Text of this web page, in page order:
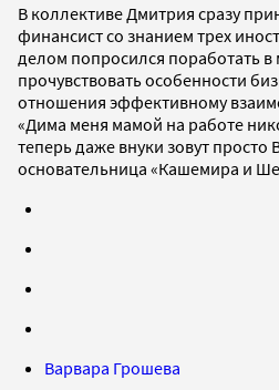
В коллективе Дмитрия сразу
финансист со знанием трех
делом попросился поработать
прочувствовать особенности
отношения эффективному
«Дима меня мамой на работе
теперь даже внуки зовут просто
основательница «Кашемира и
Варвара Грошева